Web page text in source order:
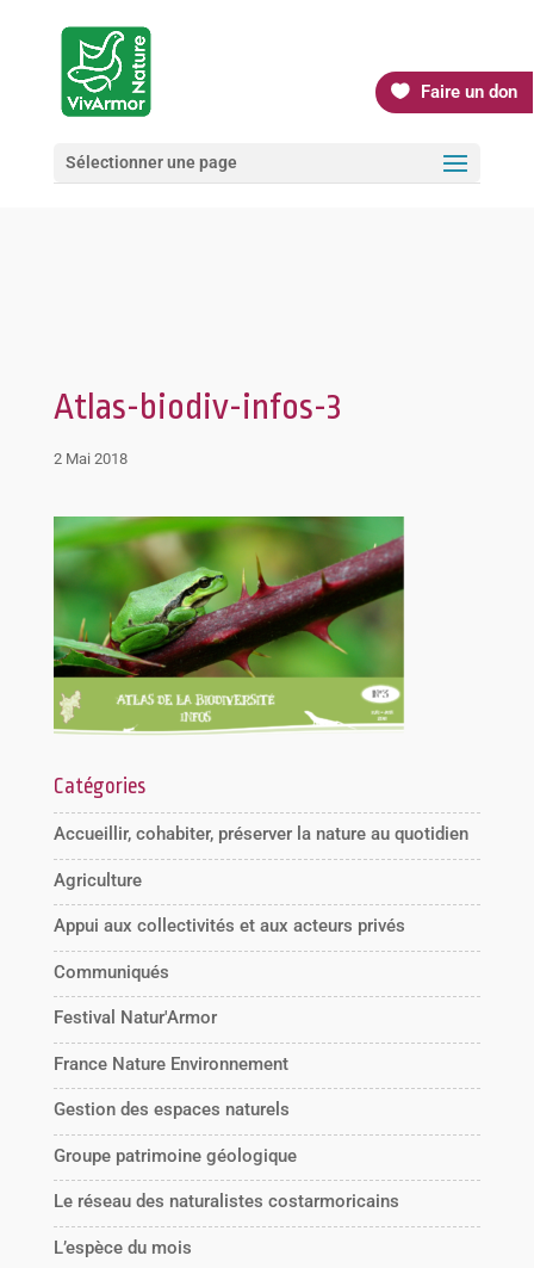
Faire un don
Sélectionner une page
Atlas-biodiv-infos-3
2 Mai 2018
Catégories
Accueillir, cohabiter, préserver la nature au quotidien
Agriculture
Appui aux collectivités et aux acteurs privés
Communiqués
Festival Natur'Armor
France Nature Environnement
Gestion des espaces naturels
Groupe patrimoine géologique
Le réseau des naturalistes costarmoricains
L’espèce du mois